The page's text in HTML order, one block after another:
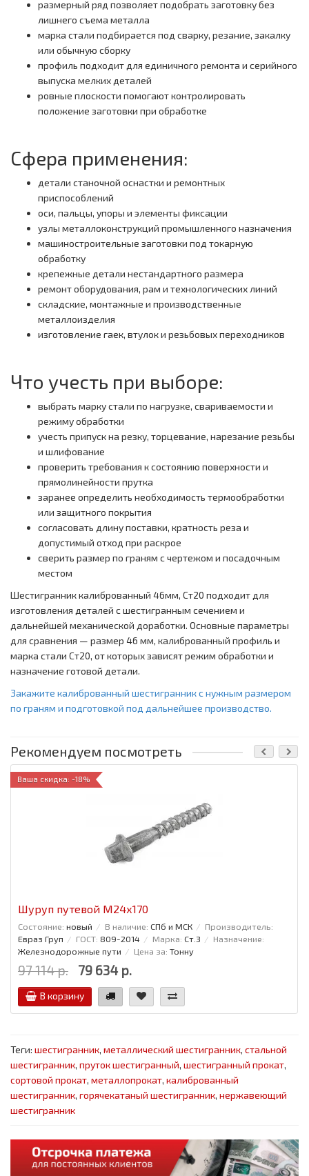
размерный ряд позволяет подобрать заготовку без
лишнего съема металла
марка стали подбирается под сварку, резание, закалку
или обычную сборку
профиль подходит для единичного ремонта и серийного
выпуска мелких деталей
ровные плоскости помогают контролировать
положение заготовки при обработке
Сфера применения:
детали станочной оснастки и ремонтных
приспособлений
оси, пальцы, упоры и элементы фиксации
узлы металлоконструкций промышленного назначения
машиностроительные заготовки под токарную
обработку
крепежные детали нестандартного размера
ремонт оборудования, рам и технологических линий
складские, монтажные и производственные
металлоизделия
изготовление гаек, втулок и резьбовых переходников
Что учесть при выборе:
выбрать марку стали по нагрузке, свариваемости и
режиму обработки
учесть припуск на резку, торцевание, нарезание резьбы
и шлифование
проверить требования к состоянию поверхности и
прямолинейности прутка
заранее определить необходимость термообработки
или защитного покрытия
согласовать длину поставки, кратность реза и
допустимый отход при раскрое
сверить размер по граням с чертежом и посадочным
местом
Шестигранник калиброванный 46мм, Ст20 подходит для
изготовления деталей с шестигранным сечением и
дальнейшей механической доработки. Основные параметры
для сравнения — размер 46 мм, калиброванный профиль и
марка стали Ст20, от которых зависят режим обработки и
назначение готовой детали.
Закажите калиброванный шестигранник с нужным размером
по граням и подготовкой под дальнейшее производство.
Рекомендуем посмотреть
Ваша скидка: -18%
Шуруп путевой М24х170
Состояние: новый В наличие: СПб и МСК
Производитель:
Евраз Груп
ГОСТ: 809-2014 Марка: Ст.3
Назначение:
Железнодорожные пути
Цена за: Тонну
97 114 р. 79 634 р.
В корзину
Теги: шестигранник, металлический шестигранник, стальной
шестигранник, пруток шестигранный, шестигранный прокат,
сортовой прокат, металлопрокат, калиброванный
шестигранник, горячекатаный шестигранник, нержавеющий
шестигранник